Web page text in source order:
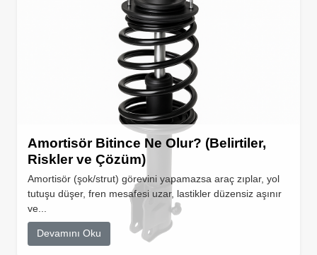
Amortisör Bitince Ne Olur? (Belirtiler,
Riskler ve Çözüm)
Amortisör (şok/strut) görevini yapamazsa araç zıplar, yol
tutuşu düşer, fren mesafesi uzar, lastikler düzensiz aşınır
ve...
Devamını Oku